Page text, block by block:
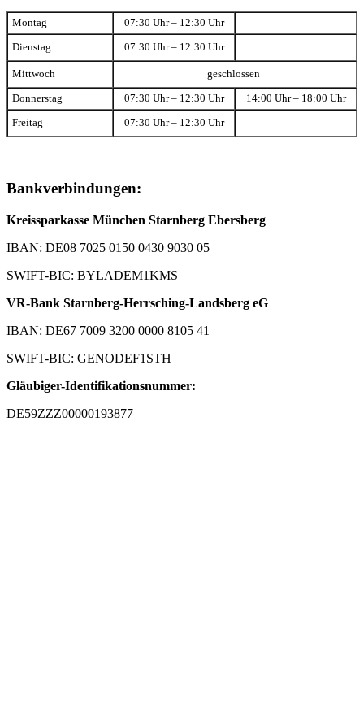
Montag 07:30 Uhr – 12:30 Uhr
Dienstag 07:30 Uhr – 12:30 Uhr
Mittwoch geschlossen
Donnerstag 07:30 Uhr – 12:30 Uhr 14:00 Uhr – 18:00 Uhr
Freitag 07:30 Uhr – 12:30 Uhr
Bankverbindungen:
Kreissparkasse München Starnberg Ebersberg
IBAN: DE08 7025 0150 0430 9030 05
SWIFT-BIC: BYLADEM1KMS
VR-Bank Starnberg-Herrsching-Landsberg eG
IBAN: DE67 7009 3200 0000 8105 41
SWIFT-BIC: GENODEF1STH
Gläubiger-Identifikationsnummer:
DE59ZZZ00000193877